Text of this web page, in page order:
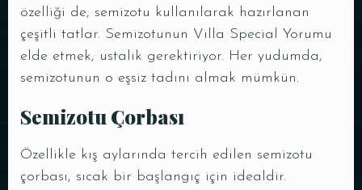
özelliği de, semizotu kullanılarak hazırlanan
çeşitli tatlar. Semizotunun Villa Special Yorumu
elde etmek, ustalık gerektiriyor. Her yudumda,
semizotunun o eşsiz tadını almak mümkün.
Semizotu Çorbası
Özellikle kış aylarında tercih edilen semizotu
çorbası, sıcak bir başlangıç için idealdir.